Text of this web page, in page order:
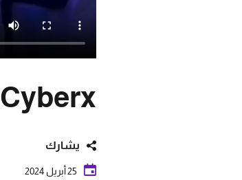
Cyberx أفضل مورّد للأمن السيبراني
يشارك
25 أبريل 2024